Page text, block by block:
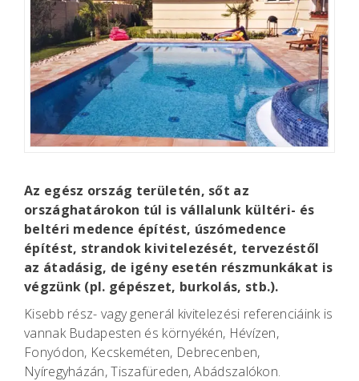
Az egész ország területén, sőt az
országhatárokon túl is vállalunk kültéri- és
beltéri medence építést, úszómedence
építést, strandok kivitelezését, tervezéstől
az átadásig, de igény esetén részmunkákat is
végzünk (pl. gépészet, burkolás, stb.).
Kisebb rész- vagy generál kivitelezési referenciáink is
vannak Budapesten és környékén, Hévízen,
Fonyódon, Kecskeméten, Debrecenben,
Nyíregyházán, Tiszafüreden, Abádszalókon.